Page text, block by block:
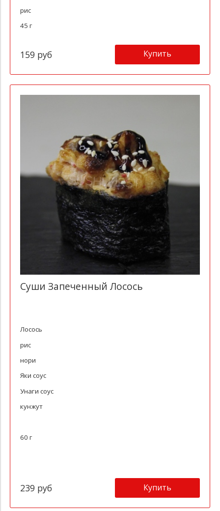
рис
45 г
159 руб Купить
Суши Запеченный Лосось
Лосось
рис
нори
Яки соус
Унаги соус
кунжут
60 г
239 руб Купить